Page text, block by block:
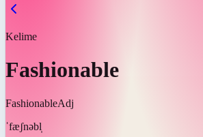
Kelime
Fashionable
FashionableAdj
ˈfæʃnəbl̩